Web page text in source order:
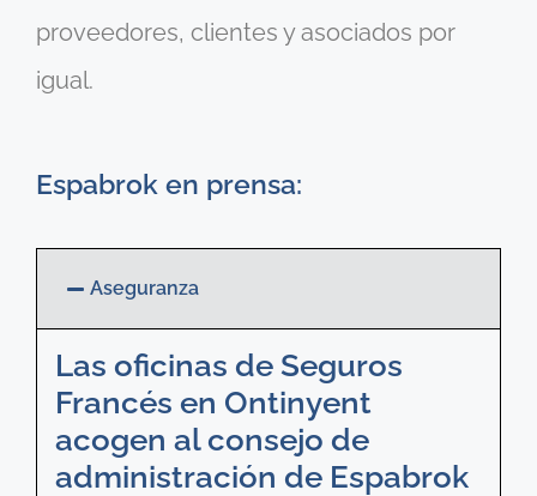
proveedores, clientes y asociados por
igual.
Espabrok en prensa:
Aseguranza
Las oficinas de Seguros
Francés en Ontinyent
acogen al consejo de
administración de Espabrok